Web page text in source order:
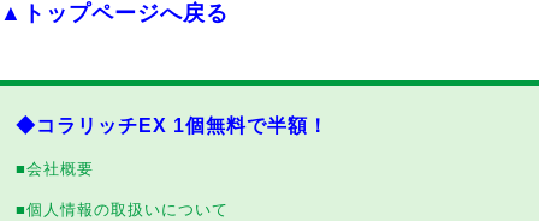
▲トップページへ戻る
◆コラリッチEX 1個無料で半額！
■会社概要
■個人情報の取扱いについて